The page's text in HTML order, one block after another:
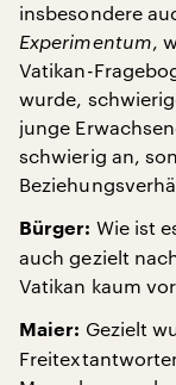
insbesondere
Experimentum,
Vatikan-
wurde,
junge
schwierig an,
Bürger: Wie ist
auch gezielt
Vatikan kaum
Maier: Gezielt